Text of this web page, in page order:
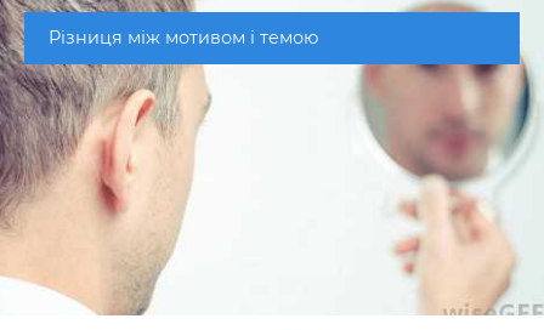
Різниця між мотивом і темою